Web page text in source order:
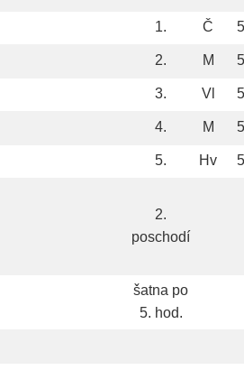
1. Č
2. M
3. Vl
4. M
5. Hv
2.
poschodí
šatna po
5. hod.